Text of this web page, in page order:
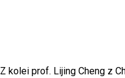
Z kolei prof. Lijing Cheng z